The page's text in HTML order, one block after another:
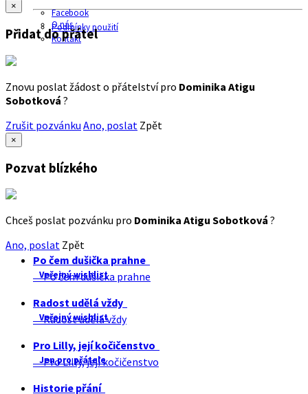
Facebook
O nás
Podmínky použití
Kontakt
×
Přidat do přátel
Znovu poslat žádost o přátelství pro Dominika Atigu
Sobotková ?
Zrušit pozvánku Ano, poslat Zpět
×
Pozvat blízkého
Chceš poslat pozvánku pro Dominika Atigu Sobotková ?
Ano, poslat Zpět
Po čem dušička prahne
Veřejný wishlist
Po čem dušička prahne
Radost udělá vždy
Veřejný wishlist
Radost udělá vždy
Pro Lilly, její kočičenstvo
Jen pro přátele
Pro Lilly, její kočičenstvo
Historie přání